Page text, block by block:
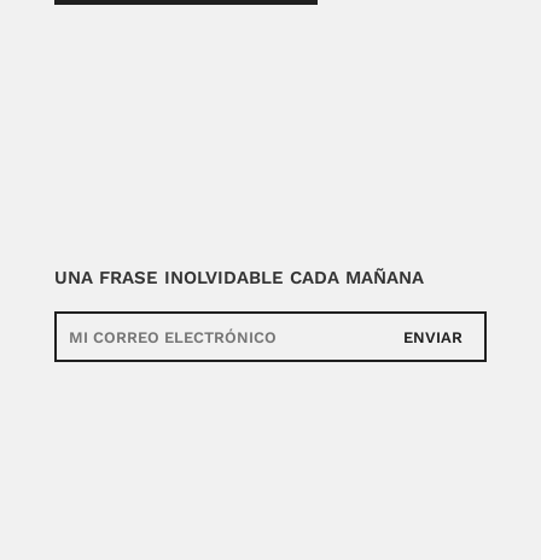
UNA FRASE INOLVIDABLE CADA MAÑANA
ENVIAR